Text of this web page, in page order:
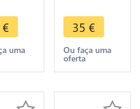
VIII
€
uma
Rama VIII
2485 1942
BU UNC !->
Make Offer
35 €
Ou faça uma
oferta